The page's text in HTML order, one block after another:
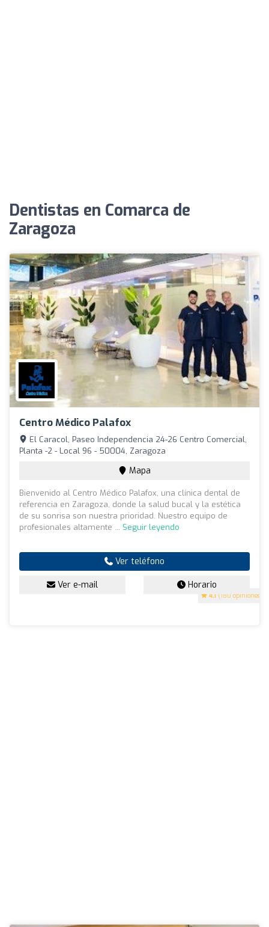
Dentistas en Comarca de
Zaragoza
Centro Médico Palafox
4.1 (180 opiniones)
El Caracol, Paseo Independencia 24-26 Centro Comercial,
Planta -2 - Local 96 - 50004, Zaragoza
Mapa
Bienvenido al Centro Médico Palafox, una clínica dental de
referencia en Zaragoza, donde la salud bucal y la estética
de su sonrisa son nuestra prioridad. Nuestro equipo de
profesionales altamente ... Seguir leyendo
Ver teléfono
Ver e-mail Horario